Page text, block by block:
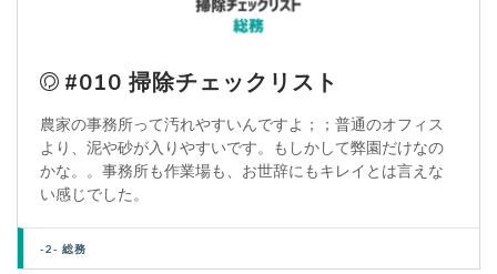
#010 掃除チェックリスト
農家の事務所って汚れやすいんですよ；；普通のオフィス
より、泥や砂が入りやすいです。もしかして弊園だけなの
かな。。事務所も作業場も、お世辞にもキレイとは言えな
い感じでした。
-2- 総務